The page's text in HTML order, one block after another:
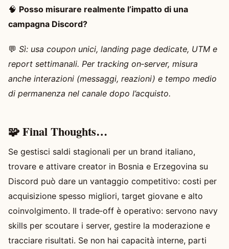
🧠 Posso misurare realmente l’impatto di una
campagna Discord?
💬 Sì: usa coupon unici, landing page dedicate, UTM e
report settimanali. Per tracking on‑server, misura
anche interazioni (messaggi, reazioni) e tempo medio
di permanenza nel canale dopo l’acquisto.
🧩 Final Thoughts…
Se gestisci saldi stagionali per un brand italiano,
trovare e attivare creator in Bosnia e Erzegovina su
Discord può dare un vantaggio competitivo: costi per
acquisizione spesso migliori, target giovane e alto
coinvolgimento. Il trade‑off è operativo: servono navy
skills per scoutare i server, gestire la moderazione e
tracciare risultati. Se non hai capacità interne, parti